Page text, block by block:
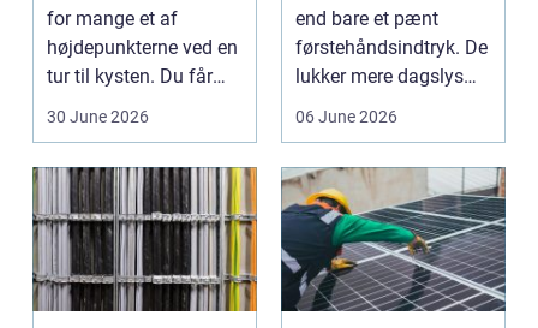
atmosfære
for mange et af
højdepunkterne ved en
tur til kysten. Du får
friskfanget fisk,...
30 June 2026
end bare et pænt
førstehåndsindtryk. De
lukker mere dagslys
ind, giver et lett...
06 June 2026